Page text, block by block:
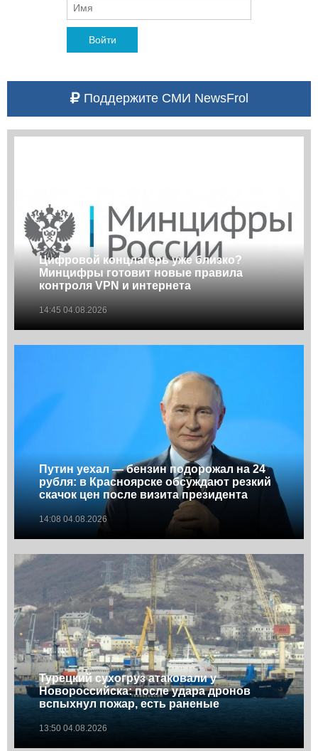
Войти
Поддержите СМИ NewsFrol
Цифровой концлагерь уже близко?
Минцифры готовит новые правила
контроля VPN и интернета
14:45 04.08.2026
Путин уехал — бензин подорожал на 24
рубля: в Красноярске обсуждают резкий
скачок цен после визита президента
14:08 04.08.2026
Турецкий сухогруз атаковали у
Новороссийска: после удара дронов
вспыхнул пожар, есть раненые
13:50 04.08.2026